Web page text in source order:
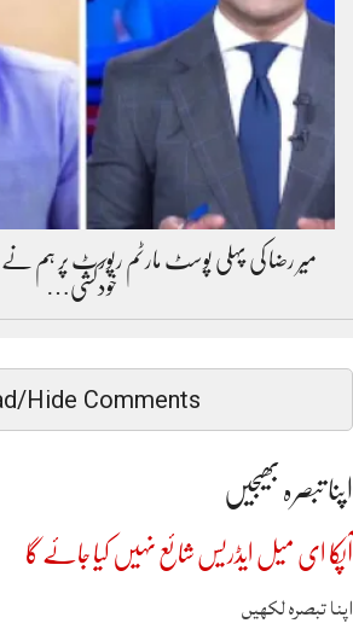
میر رضا کی پہلی پوسٹ مارٹم رپورٹ پر ہم
خودکشی…
Hide Comments
اپنا تبصرہ بھیجیں
آپکا ای میل ایڈریس شائع نہیں کیا جائے گا
اپنا تبصرہ لکھیں